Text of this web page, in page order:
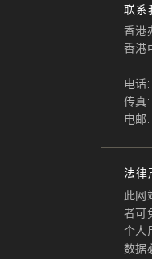
联系
香港
香港
电话:
传真:
电邮:
法律
此网
者可
个人
数据